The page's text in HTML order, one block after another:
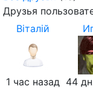
Друзья
Віталій
1 час назад 44